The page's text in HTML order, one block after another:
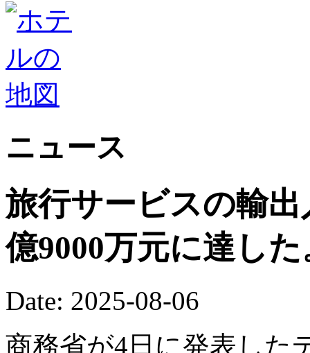
ニュース
旅行サービスの輸
億9000万元に達した
Date: 2025-08-06
商務省が4日に発表した